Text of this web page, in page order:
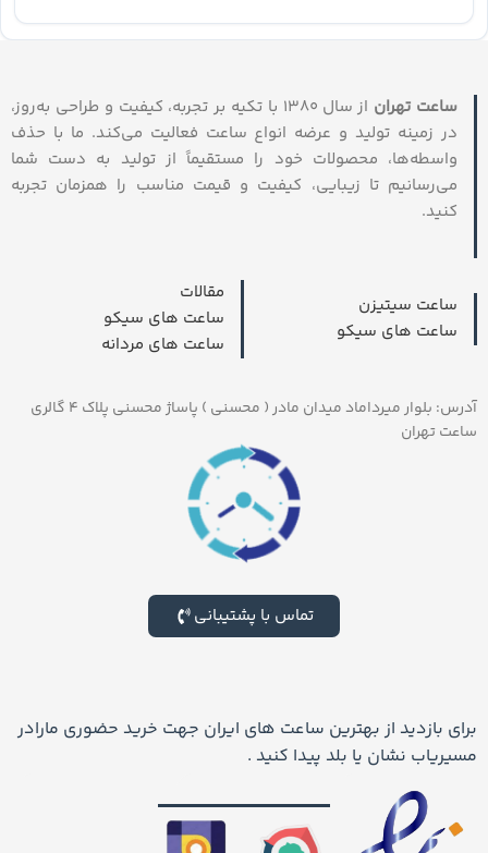
ساعت تهران
از سال ۱۳۸۰ با تکیه بر تجربه، کیفیت و طراحی به‌روز،
در زمینه تولید و عرضه انواع ساعت فعالیت می‌کند. ما با حذف
واسطه‌ها، محصولات خود را مستقیماً از تولید به دست شما
می‌رسانیم تا زیبایی، کیفیت و قیمت مناسب را همزمان تجربه
کنید.
ساعت سیتیزن
ساعت های سیکو
مقالات
ساعت های سیکو
ساعت های مردانه
آدرس: بلوار میرداماد میدان مادر ( محسنی ) پاساژ محسنی پلاک ۴ گالری
ساعت تهران
تماس با پشتیبانی
برای بازدید از بهترین ساعت های ایران جهت خرید حضوری مارادر
مسیریاب نشان یا بلد پیدا کنید .